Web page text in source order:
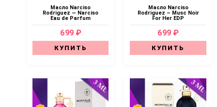
Масло Narciso
Rodriguez — Narciso
Eau de Parfum
699 ₽
КУПИТЬ
Масло Narciso
Rodriguez – Musc Noir
For Her EDP
699 ₽
КУПИТЬ